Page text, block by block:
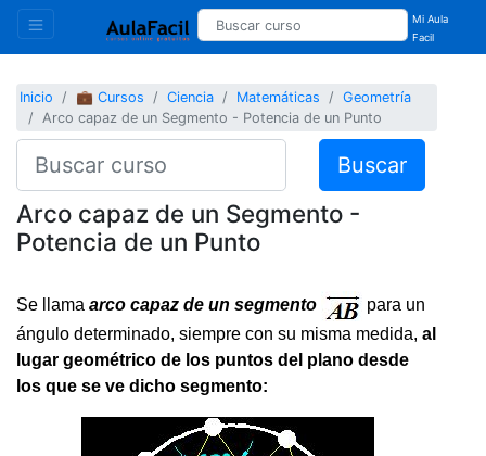
Mi Aula
Facil
Inicio 💼 Cursos Ciencia Matemáticas
Geometría
Arco capaz de un Segmento - Potencia de un Punto
Buscar
Arco capaz de un Segmento -
Potencia de un Punto
Se llama arco capaz de un segmento
para un
ángulo determinado, siempre con su misma medida, al
lugar geométrico de los puntos del plano desde
los que se ve dicho segmento: